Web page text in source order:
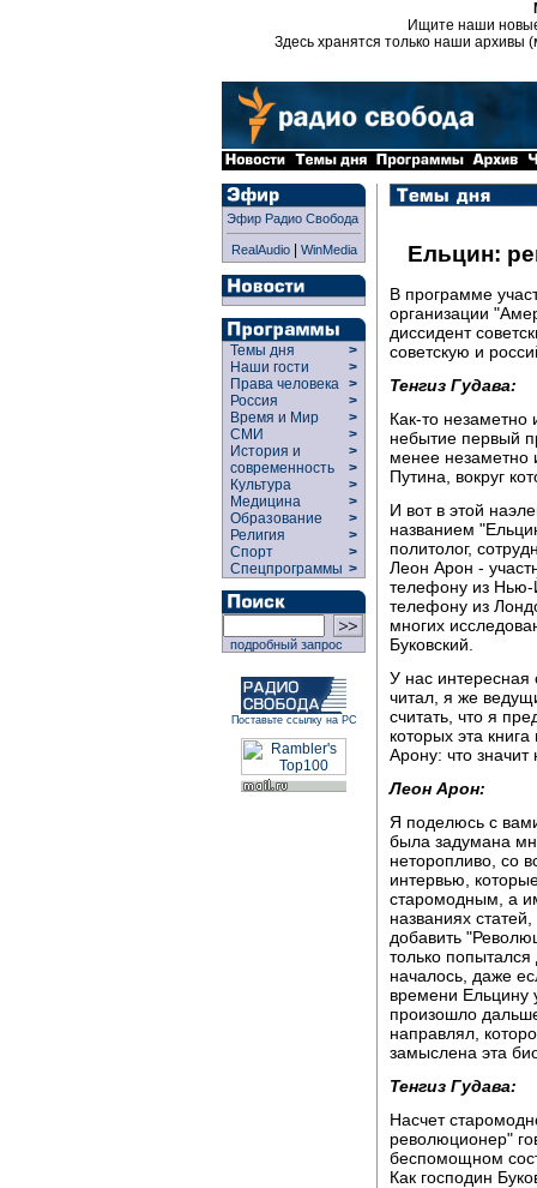
Ищите наши
Здесь хранятся только наши архивы
Эфир Радио Свобода
RealAudio| WinMedia
Темы дня
>
Наши гости
>
Права человека >
Россия
>
Время и Мир
>
СМИ
>
История и
современность
>
>
Культура
>
Медицина
>
Образование
>
Религия
>
Спорт
>
Спецпрограммы >
подробный запрос
Поставьте ссылку на РС
Ельцин:
В программе
организации
диссидент
советскую и
Тенгиз Гудава:
Как-то незаметно
небытие первый
менее незаметно
Путина, вокруг
И вот в этой
названием
политолог,
Леон Арон -
телефону из Нью-
телефону из
многих
Буковский.
У нас интересная
читал, я же
считать, что я
которых эта
Арону: что значит
Леон Арон:
Я поделюсь с
была задумана
неторопливо, со
интервью,
старомодным, а
названиях
добавить
только попытался
началось, даже
времени Ельцину
произошло
направлял,
замыслена эта
Тенгиз Гудава:
Насчет
революционер"
беспомощном
Как господин